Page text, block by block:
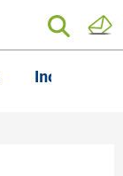
Inchieste